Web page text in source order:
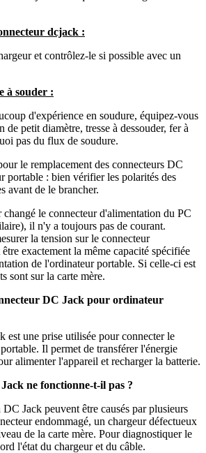
dcjack :
et contrôlez-le si possible avec un
à souder :
d'expérience en soudure, équipez-vous
de petit diamètre, tresse à dessouder, fer à
pas du flux de soudure.
le remplacement des connecteurs DC
portable : bien vérifier les polarités des
avant de le brancher.
changé le connecteur d'alimentation du PC
il n'y a toujours pas de courant.
la tension sur le connecteur
exactement la même capacité spécifiée
de l'ordinateur portable. Si celle-ci est
sont sur la carte mère.
DC Jack pour ordinateur
est une prise utilisée pour connecter le
Il permet de transférer l'énergie
alimenter l'appareil et recharger la batterie.
ne fonctionne-t-il pas ?
Jack peuvent être causés par plusieurs
endommagé, un chargeur défectueux
de la carte mère. Pour diagnostiquer le
l'état du chargeur et du câble.